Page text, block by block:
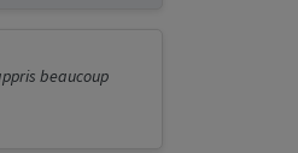
beaucoup